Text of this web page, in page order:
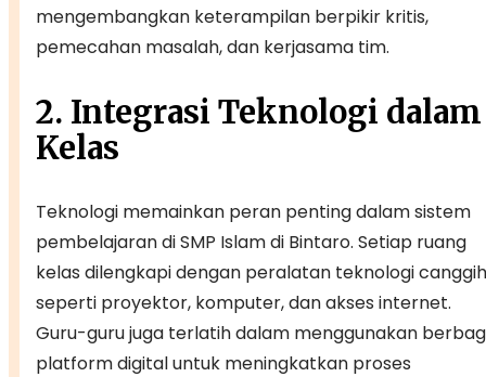
mengembangkan keterampilan berpikir kritis,
pemecahan masalah, dan kerjasama tim.
2. Integrasi Teknologi dalam
Kelas
Teknologi memainkan peran penting dalam sistem
pembelajaran di SMP Islam di Bintaro. Setiap ruang
kelas dilengkapi dengan peralatan teknologi canggih
seperti proyektor, komputer, dan akses internet.
Guru-guru juga terlatih dalam menggunakan
platform digital untuk meningkatkan proses